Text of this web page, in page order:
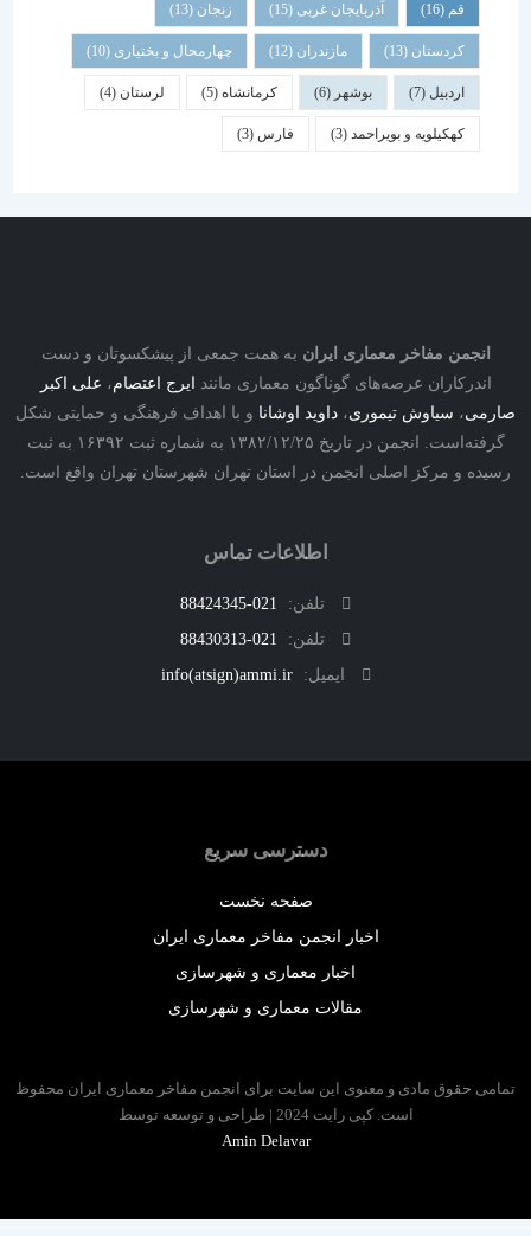
آذربایجان غربی(15) زنجان
کردستان(13) مازندران(12) چهارمحال و بختیاری (10)
بوشهر کرمانشاه(5) لرستان (4)
کهکیلویه و بویراحمد(3) فارس
مفاخر معماری ایرانبه همت جمعی از پیشکسوتان و دست
عرصه‌های گوناگون معماری مانندایرج اعتصام،علی اکبر
،سیاوش تیموری،داوید اوشانا و با اهداف فرهنگی و حمایتی شکل
گرفته‌است. انجمن در تاریخ ۱۳۸۲/۱۲/۲۵ به شماره ثبت ۱۶۳۹۲ به ثبت
و مرکز اصلی انجمن در استان تهران شهرستان تهران واقع است.
اطلاعات تماس
تلفن:
021-88424345
تلفن:
021-88430313
ایمیل:
info(atsign)ammi.ir
دسترسی سریع
صفحه نخست
اخبار انجمن مفاخر معماری ایران
اخبار معماری و شهرسازی
مقالات معماری و شهرسازی
حقوق مادی و معنوی این سایت برای انجمن مفاخر معماری ایران محفوظ
است. کپی رایت 2024 | طراحی و توسعه توسط
Amin Delavar